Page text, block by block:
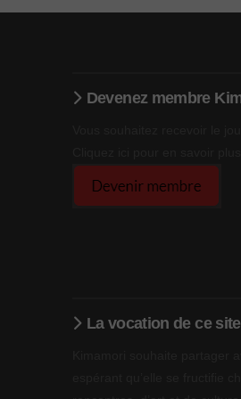
Devenez membre
La vocation de ce site